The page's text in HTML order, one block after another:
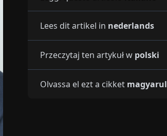
Lees dit artikel in nederlands
Przeczytaj ten artykuł w polski
Olvassa el ezt a cikket magyarul